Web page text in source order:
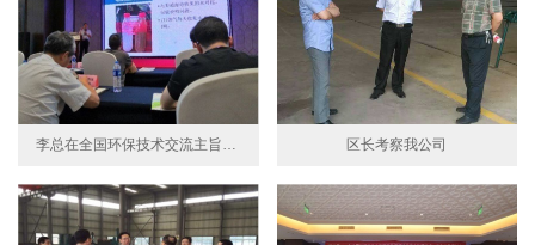
李总在全国环保技术交流主旨演讲 区长考察我公司